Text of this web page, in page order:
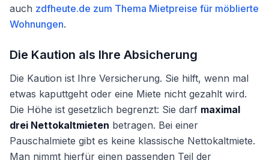
auch zdfheute.de zum Thema Mietpreise für möblierte
Wohnungen.
Die Kaution als Ihre Absicherung
Die Kaution ist Ihre Versicherung. Sie hilft, wenn mal
etwas kaputtgeht oder eine Miete nicht gezahlt wird.
Die Höhe ist gesetzlich begrenzt: Sie darf maximal
drei Nettokaltmieten betragen. Bei einer
Pauschalmiete gibt es keine klassische Nettokaltmiete.
Man nimmt hierfür einen passenden Teil der